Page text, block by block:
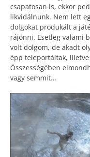
csapatosan is, ekkor
likvidálnunk. Nem lett
dolgokat produkált a
rájönni. Esetleg valami
volt dolgom, de akadt
épp teleportáltak,
Összességében
vagy semmit…